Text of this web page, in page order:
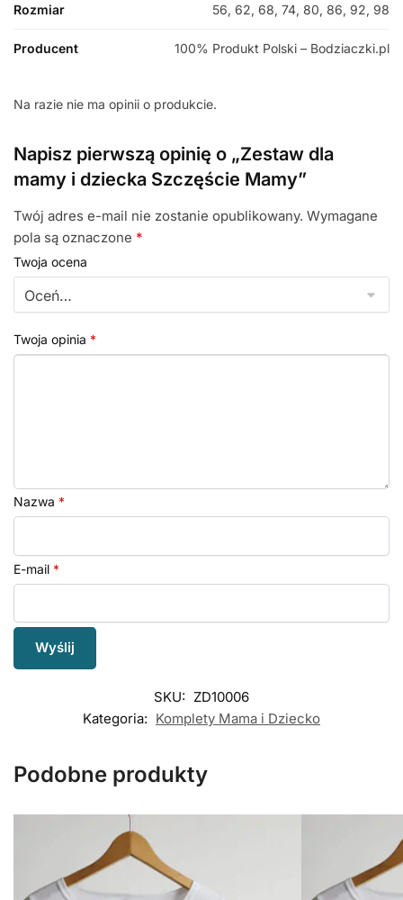
Rozmiar 56, 62, 68, 74, 80, 86, 92, 98
Producent 100% Produkt Polski – Bodziaczki.pl
Na razie nie ma opinii o produkcie.
Napisz pierwszą opinię o „Zestaw dla
mamy i dziecka Szczęście Mamy”
Twój adres e-mail nie zostanie opublikowany. Wymagane
pola są oznaczone *
Twoja ocena
Twoja opinia *
Nazwa *
E-mail *
SKU: ZD10006
Kategoria: Komplety Mama i Dziecko
Podobne produkty